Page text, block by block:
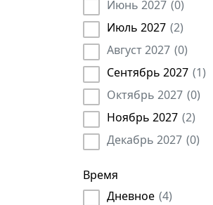
Директор (3451)
Диспетчер (27)
Инспектор (230)
Кассир (19
Контролер
(24)
Метролог
Модератор
Муниципальные
Июнь 2027 (0)
Июль 2027 (2)
Август 2027 (0)
Сентябрь 2027 (1)
Октябрь 2027 (0)
Ноябрь 2027 (2)
Декабрь 2027 (0)
Время
Дневное (4)